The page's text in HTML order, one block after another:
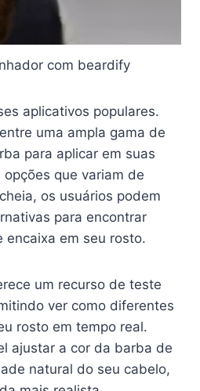
com beardify
aplicativos populares.
uma ampla gama de
para aplicar em suas
que variam de
os usuários podem
para encontrar
encaixa em seu rosto.
um recurso de teste
ver como diferentes
rosto em tempo real.
ajustar a cor da barba de
natural do seu cabelo,